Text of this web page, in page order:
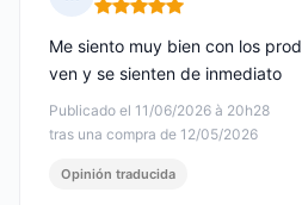
Nota: 5 de 5
Publicado el 11/06/2026 à 20h28
tras una compra de 12/05/2026
Me siento muy bien con los
ven y se sienten de inmediato
Opinión traducida